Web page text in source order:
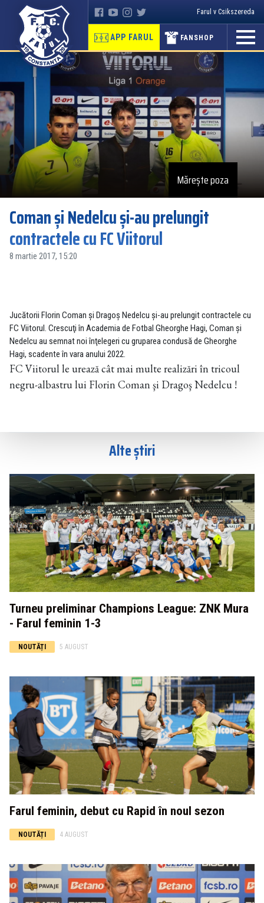
Farul v Csikszereda
APP FARUL FANSHOP
Mărește poza
Coman şi Nedelcu şi-au prelungit
contractele cu FC Viitorul
8 martie 2017, 15:20
Jucătorii Florin Coman şi Dragoş Nedelcu şi-au prelungit contractele cu
FC Viitorul. Crescuţi în Academia de Fotbal Gheorghe Hagi, Coman şi
Nedelcu au semnat noi înţelegeri cu gruparea condusă de Gheorghe
Hagi, scadente în vara anului 2022.
FC Viitorul le urează cât mai multe realizări în tricoul
negru-albastru lui Florin Coman şi Dragoş Nedelcu !
Alte știri
Turneu preliminar Champions League: ZNK Mura
- Farul feminin 1-3
NOUTĂȚI 5 AUGUST
Farul feminin, debut cu Rapid în noul sezon
NOUTĂȚI 4 AUGUST